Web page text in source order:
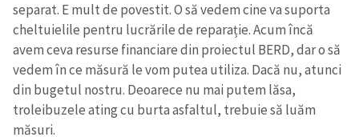
separat. E mult de povestit. O să vedem cine va suporta
cheltuielile pentru lucrările de reparație. Acum încă
avem ceva resurse financiare din proiectul BERD, dar o să
vedem în ce măsură le vom putea utiliza. Dacă nu, atunci
din bugetul nostru. Deoarece nu mai putem lăsa,
troleibuzele ating cu burta asfaltul, trebuie să luăm
măsuri.